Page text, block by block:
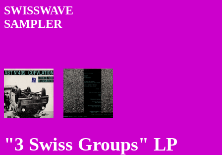
SWISSWAVE
SAMPLER
"3 Swiss Groups" LP